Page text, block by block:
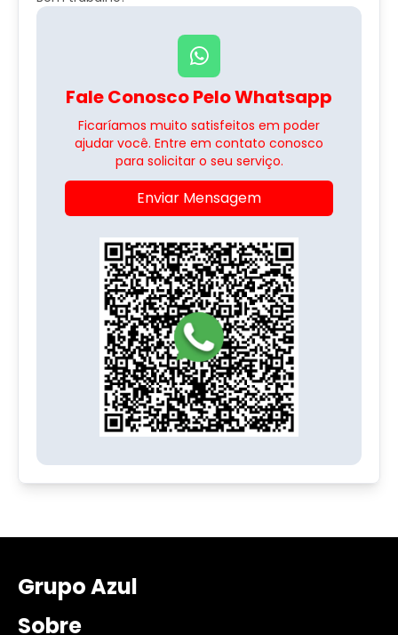
Fale Conosco Pelo Whatsapp
Ficaríamos muito satisfeitos em poder
ajudar você. Entre em contato conosco
para solicitar o seu serviço.
Enviar Mensagem
Grupo Azul
Sobre